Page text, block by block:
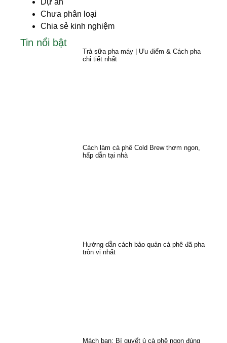
Dự án
Chưa phân loại
Chia sẻ kinh nghiệm
Tin nổi bật
Trà sữa pha máy | Ưu điểm & Cách pha
chi tiết nhất
Cách làm cà phê Cold Brew thơm ngon,
hấp dẫn tại nhà
Hướng dẫn cách bảo quản cà phê đã pha
tròn vị nhất
Mách bạn: Bí quyết ủ cà phê ngon đúng